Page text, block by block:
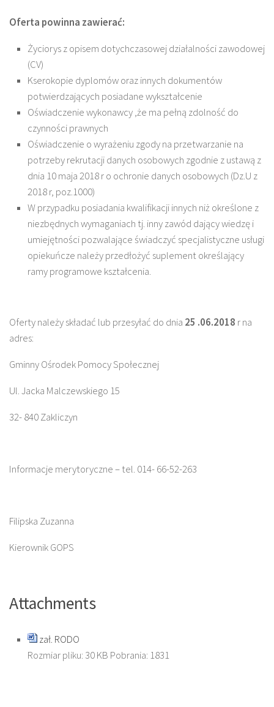
Oferta powinna zawierać:
Życiorys z opisem dotychczasowej działalności zawodowej
(CV)
Kserokopie dyplomów oraz innych dokumentów
potwierdzających posiadane wykształcenie
Oświadczenie wykonawcy ,że ma pełną zdolność do
czynności prawnych
Oświadczenie o wyrażeniu zgody na przetwarzanie na
potrzeby rekrutacji danych osobowych zgodnie z ustawą z
dnia 10 maja 2018 r o ochronie danych osobowych (Dz.U z
2018 r, poz.1000)
W przypadku posiadania kwalifikacji innych niż określone z
niezbędnych wymaganiach tj. inny zawód dający wiedzę i
umiejętności pozwalające świadczyć specjalistyczne usługi
opiekuńcze należy przedłożyć suplement określający
ramy programowe kształcenia.
Oferty należy składać lub przesyłać do dnia 25 .06.2018 r na
adres:
Gminny Ośrodek Pomocy Społecznej
Ul. Jacka Malczewskiego 15
32- 840 Zakliczyn
Informacje merytoryczne – tel. 014- 66-52-263
Filipska Zuzanna
Kierownik GOPS
Attachments
zał. RODO
Rozmiar pliku: 30 KB Pobrania: 1831